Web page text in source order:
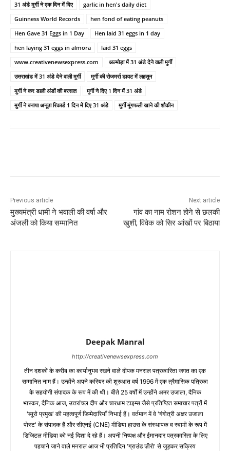
31 अंडे मुर्गी ने एक दिन में दिए
garlic in hen's daily diet
Guinness World Records
hen fond of eating peanuts
Hen Gave 31 Eggs in 1 Day
Hen laid 31 eggs in 1 day
hen laying 31 eggs in almora
laid 31 eggs
www.creativenewsexpress.com
अल्मोड़ा में 31 अंडे देने वाली मुर्गी
उत्तराखंड में 31 अंडे देने वाली मुर्गी
मुर्गी की रोजमर्रा डायट में लहसुन
मुर्गी ने कर डाली अंडों की बरसात
मुर्गी ने दिए 1 दिन में 31 अंडे
मुर्गी ने बनाया अनूठा रिकार्ड 1 दिन में दिए 31 अंडे
मुर्गी मूंगफली खाने की शौकीन
Previous article
मुख्यमंत्री धामी ने भवाली की वर्षा और
अंजली को किया सम्मानित
Next article
गांव का नाम रोशन होने से छलकी
खुशी, विवेक को सिर आंखों पर बिठाया
Deepak Manral
http://creativenewsexpress.com
तीन दशकों के करीब का कार्यानुभव रखने वाले दीपक मनराल पत्रकारिता जगत का एक
सम्मानित नाम हैं। उन्होंने अपने करियर की शुरुआत वर्ष 1996 में एक त्रैमासिक पत्रिका
के सहयोगी संपादक के रूप में की थी। बीते 25 वर्षों में उन्होंने अमर उजाला, दैनिक
भास्कर, दैनिक आज, उत्तरांचल दीप और चारधाम टाइम्स जैसे प्रतिष्ठित समाचार पत्रों में
'ब्यूरो प्रमुख' की महत्वपूर्ण जिम्मेदारियाँ निभाई हैं। वर्तमान में वे 'गंगोत्री अक्षर उजाला
पोस्ट' के संपादक हैं और सीएनई (CNE) मीडिया हाउस के संस्थापक व स्वामी के रूप में
डिजिटल मीडिया को नई दिशा दे रहे हैं। अपनी निष्पक्ष और ईमानदार पत्रकारिता के लिए
पहचाने जाने वाले मनराल आज भी प्रतिदिन 'ग्राउंड ज़ीरो' से जुड़कर सक्रिय